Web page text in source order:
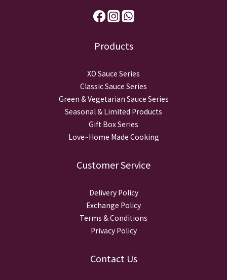
Products
XO Sauce Series
Classic Sauce Series
Green & Vegetarian Sauce Series
Seasonal & Limited Products
Gift Box Series
Love~Home Made Cooking
Customer Service
Delivery Policy
Exchange Policy
Terms & Conditions
Privacy Policy
Contact Us